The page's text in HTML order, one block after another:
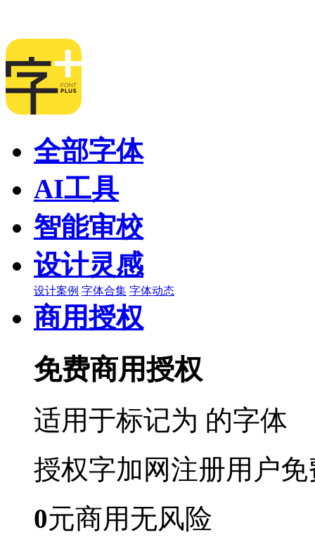
全部字体
AI工具
智能审校
设计灵感
设计案例 字体合集 字体动态
商用授权
免费商用授权
适用于标记为 的字体
授权字加网注册用户
0元商用无风险